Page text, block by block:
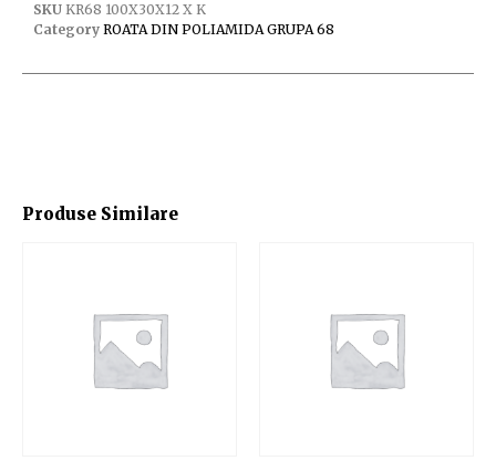
Produse Similare
SKU KR68 100X30X12 X K
Category ROATA DIN POLIAMIDA GRUPA 68